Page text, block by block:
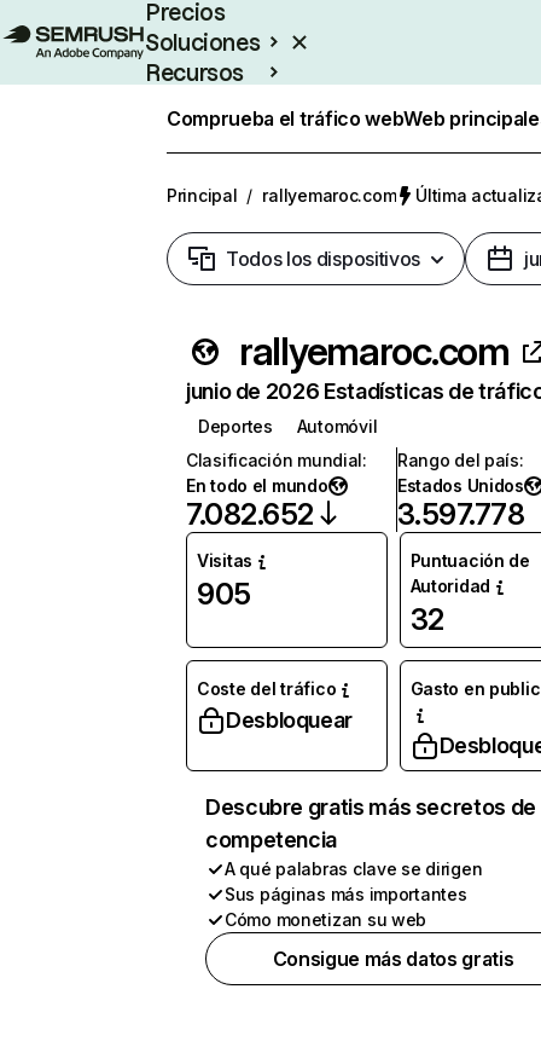
Precios
Soluciones
Recursos
Comprueba el tráfico webWeb
Principal / rallyemaroc.com Última
Todos los dispositivos
rallyemaroc.com
junio de 2026 Estadísticas de
Deportes
Automóvil
Clasificación mundial:
En todo el mundo
7.082.652
Rango del país:
Estados Unidos
3.597.778
Visitas
905
Puntuación de
Autoridad
32
Coste del tráfico
Desbloquear
Gasto en
Descubre gratis más secretos de
competencia
A qué palabras clave se dirigen
Sus páginas más importantes
Cómo monetizan su web
Consigue más datos gratis